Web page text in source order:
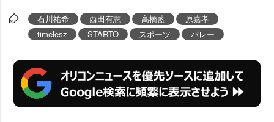
石川祐希 西田有志 高橋藍
原嘉孝
timelesz
STARTO スポーツ バレー